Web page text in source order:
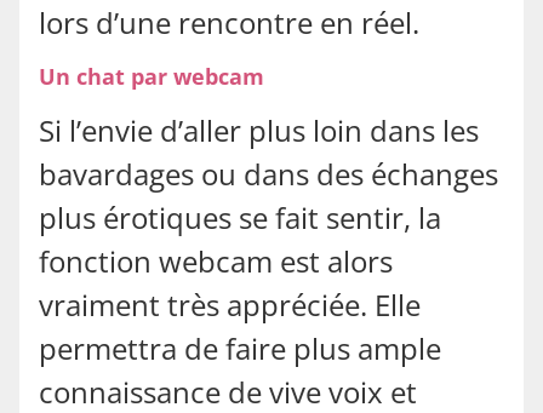
lors d’une rencontre en réel.
Un chat par webcam
Si l’envie d’aller plus loin dans les
bavardages ou dans des échanges
plus érotiques se fait sentir, la
fonction webcam est alors
vraiment très appréciée. Elle
permettra de faire plus ample
connaissance de vive voix et